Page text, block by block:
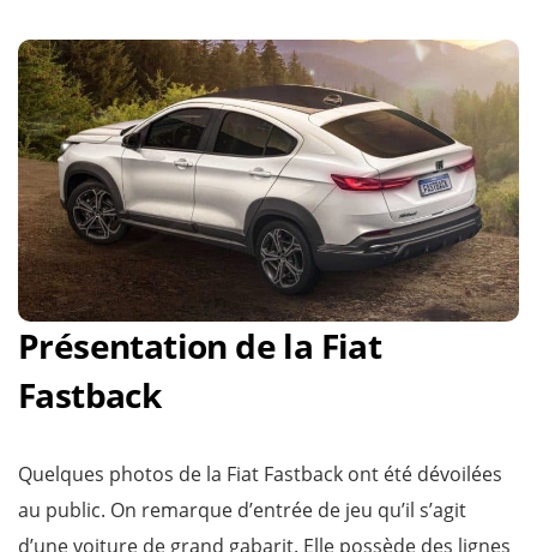
Présentation de la Fiat
Fastback
Quelques photos de la Fiat Fastback ont été dévoilées
au public. On remarque d’entrée de jeu qu’il s’agit
d’une voiture de grand gabarit. Elle possède des lignes